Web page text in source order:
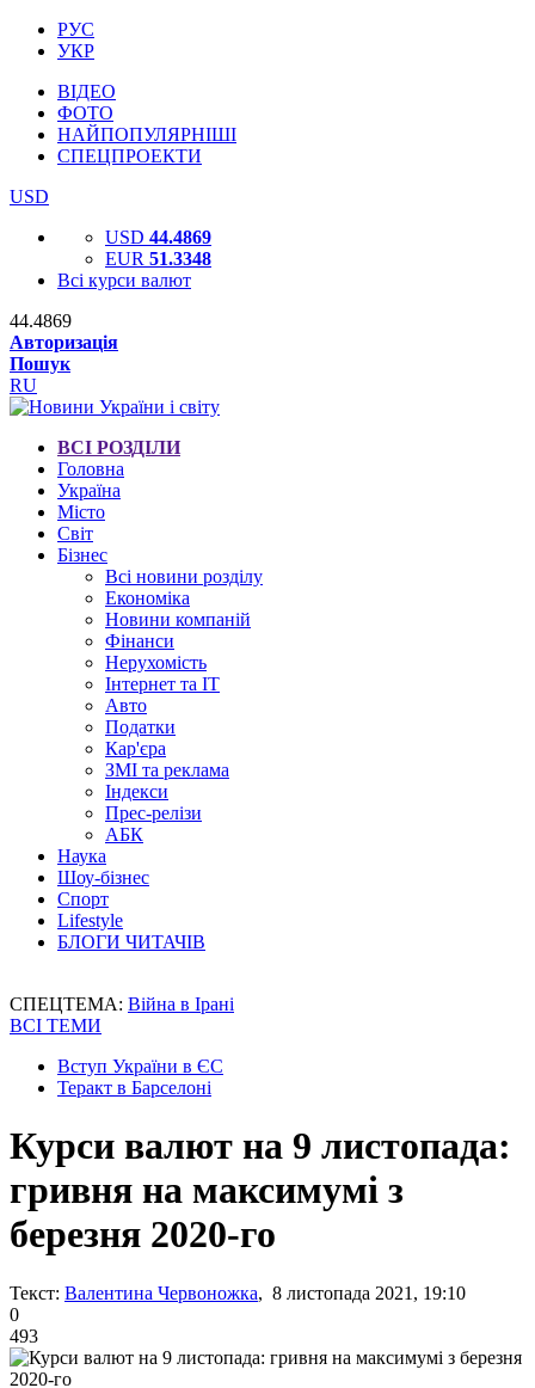
РУС
УКР
ВІДЕО
ФОТО
НАЙПОПУЛЯРНІШІ
СПЕЦПРОЕКТИ
USD
USD 44.4869
EUR 51.3348
Всі курси валют
44.4869
Авторизація
Пошук
RU
ВСІ РОЗДІЛИ
Головна
Україна
Місто
Світ
Бізнес
Всі новини розділу
Економіка
Новини компаній
Фінанси
Нерухомість
Інтернет та IT
Авто
Податки
Кар'єра
ЗМІ та реклама
Індекси
Прес-релізи
АБК
Наука
Шоу-бізнес
Спорт
Lifestyle
БЛОГИ ЧИТАЧІВ
СПЕЦТЕМА: Війна в Ірані
ВСІ ТЕМИ
Вступ України в ЄС
Теракт в Барселоні
Курси валют на 9 листопада:
гривня на максимумі з
березня 2020-го
Текст: Валентина Червоножка, 8 листопада 2021, 19:10
0
493